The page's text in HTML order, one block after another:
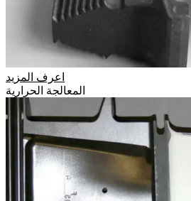
اعرف المزيد
المعالجة الحرارية